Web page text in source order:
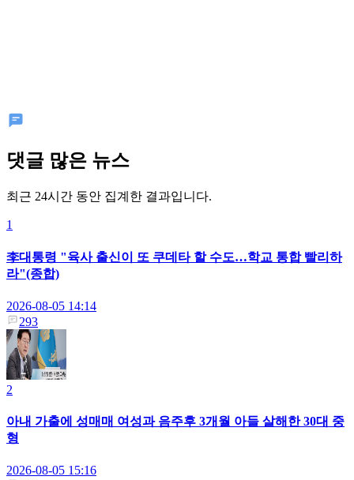
댓글 많은 뉴스
최근 24시간 동안 집계한 결과입니다.
1
李대통령 "육사 출신이 또 쿠데타 할 수도…학교 통합 빨리하
라"(종합)
2026-08-05 14:14
293
2
아내 가출에 성매매 여성과 음주후 3개월 아들 살해한 30대 중
형
2026-08-05 15:16